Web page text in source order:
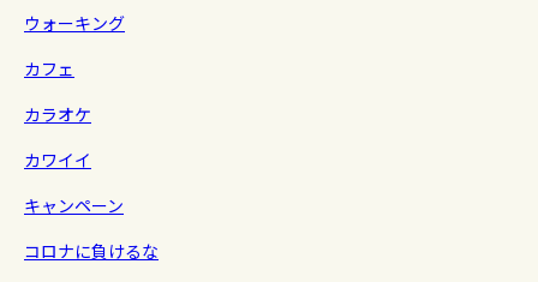
ウォーキング
カフェ
カラオケ
カワイイ
キャンペーン
コロナに負けるな